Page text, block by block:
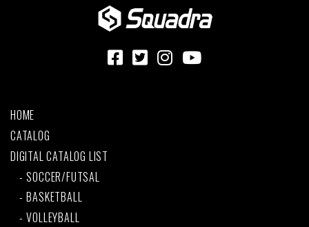
HOME
CATALOG
DIGITAL CATALOG LIST
SOCCER/FUTSAL
BASKETBALL
VOLLEYBALL